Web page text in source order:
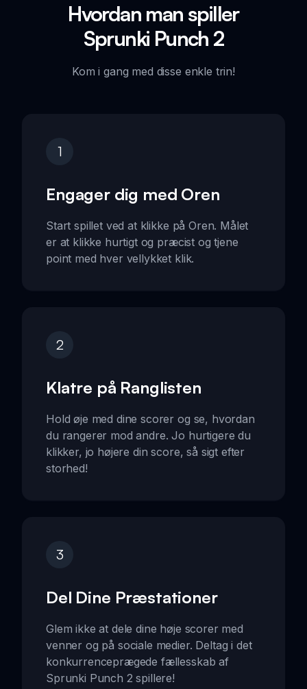
Hvordan man spiller
Sprunki Punch 2
Kom i gang med disse enkle trin!
1
Engager dig med Oren
Start spillet ved at klikke på Oren. Målet
er at klikke hurtigt og præcist og tjene
point med hver vellykket klik.
2
Klatre på Ranglisten
Hold øje med dine scorer og se, hvordan
du rangerer mod andre. Jo hurtigere du
klikker, jo højere din score, så sigt efter
storhed!
3
Del Dine Præstationer
Glem ikke at dele dine høje scorer med
venner og på sociale medier. Deltag i det
konkurrenceprægede fællesskab af
Sprunki Punch 2 spillere!